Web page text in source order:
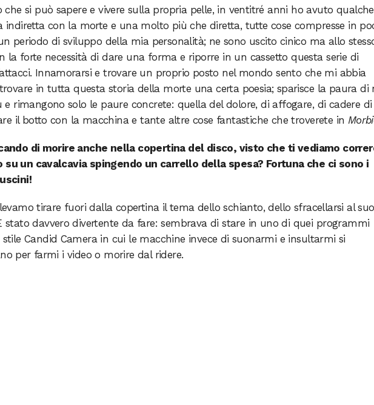
che si può sapere e vivere sulla propria pelle, in ventitré anni ho avuto qualche
indiretta con la morte e una molto più che diretta, tutte cose compresse in
periodo di sviluppo della mia personalità; ne sono uscito cinico ma allo
la forte necessità di dare una forma e riporre in un cassetto questa serie di
Innamorarsi e trovare un proprio posto nel mondo sento che mi abbia
in tutta questa storia della morte una certa poesia; sparisce la paura di
e rimangono solo le paure concrete: quella del dolore, di affogare, di cadere di
il botto con la macchina e tante altre cose fantastiche che troverete in
di morire anche nella copertina del disco, visto che ti vediamo
su un cavalcavia spingendo un carrello della spesa? Fortuna che ci sono i
tirare fuori dalla copertina il tema dello schianto, dello sfracellarsi al
stato davvero divertente da fare: sembrava di stare in uno di quei programmi
Candid Camera in cui le macchine invece di suonarmi e insultarmi si
per farmi i video o morire dal ridere.